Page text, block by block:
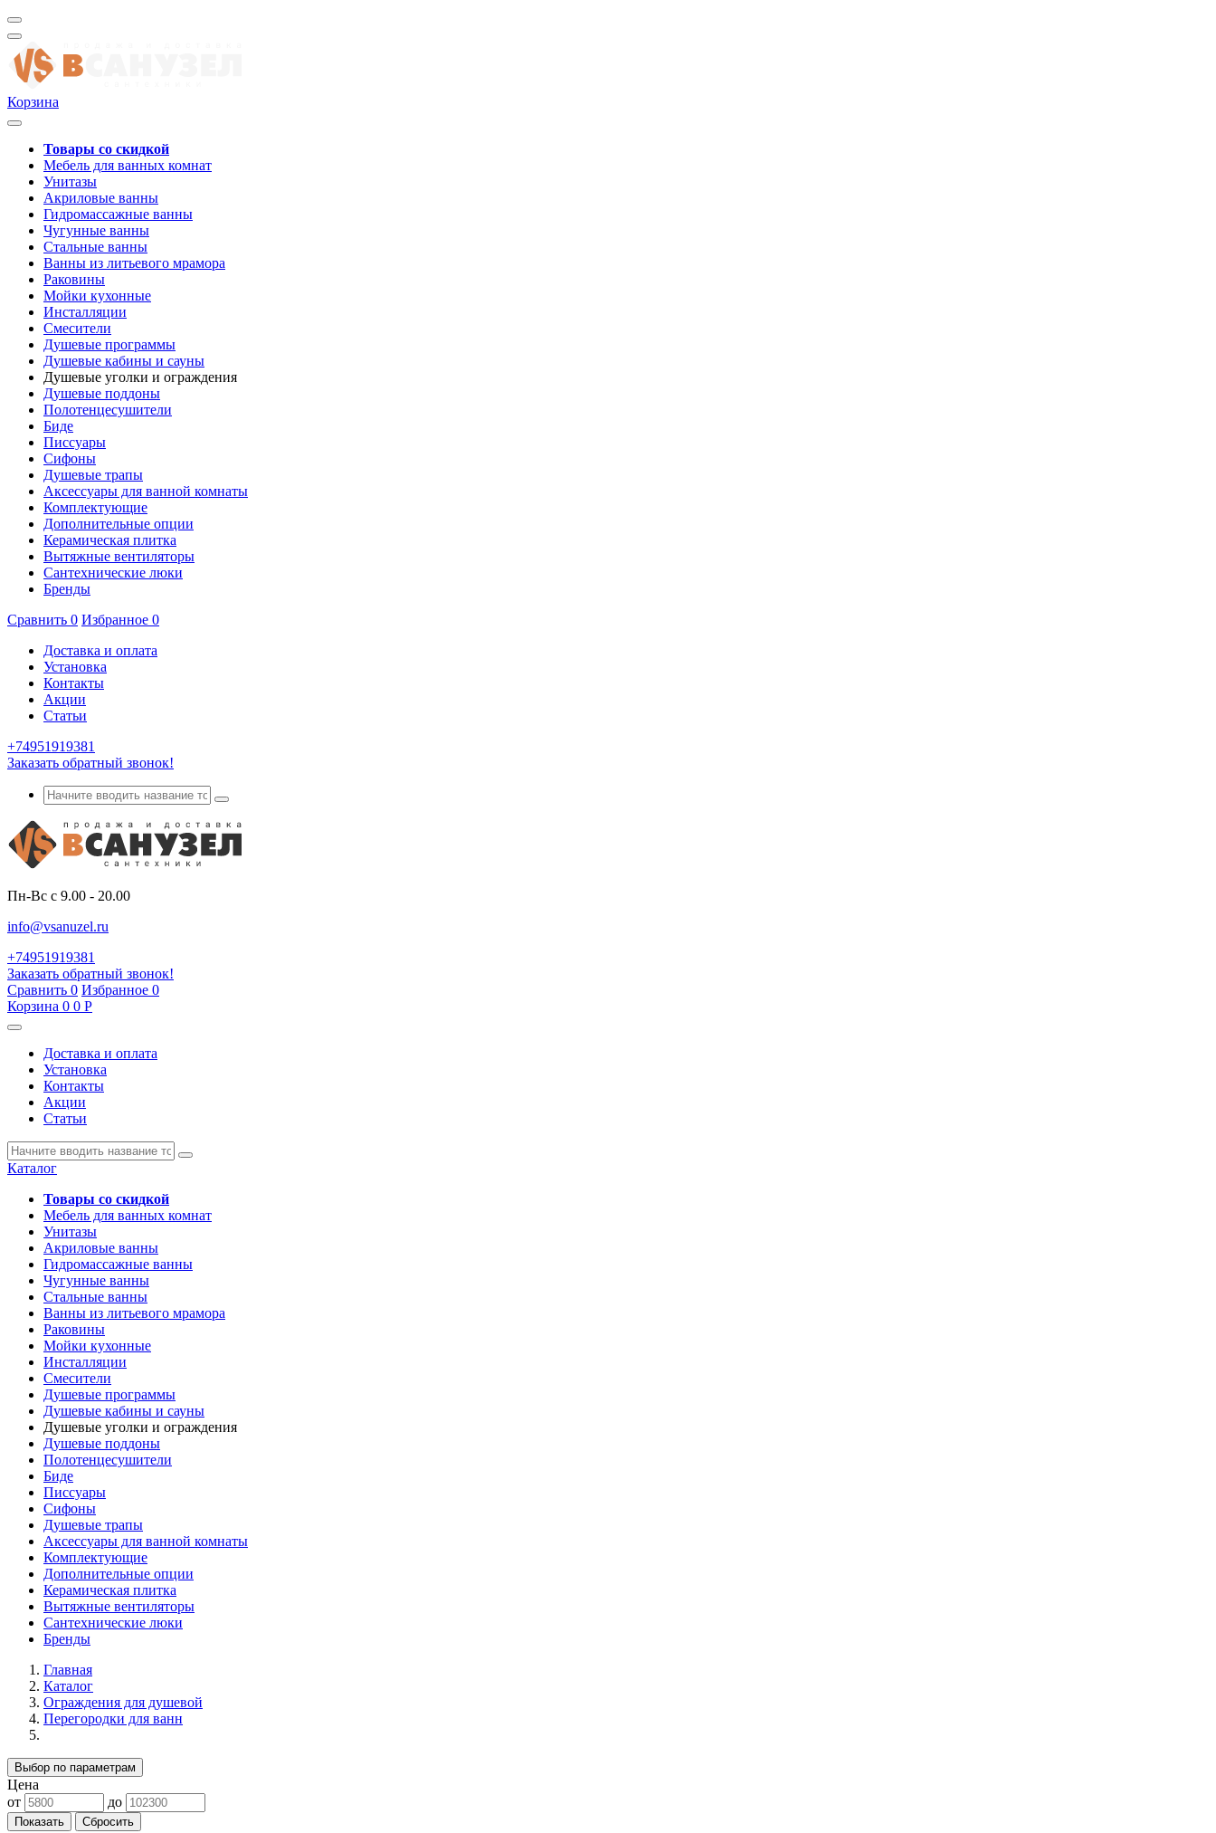
Корзина
Товары со скидкой
Мебель для ванных комнат
Унитазы
Акриловые ванны
Гидромассажные ванны
Чугунные ванны
Стальные ванны
Ванны из литьевого мрамора
Раковины
Мойки кухонные
Инсталляции
Смесители
Душевые программы
Душевые кабины и сауны
Душевые уголки и ограждения
Душевые поддоны
Полотенцесушители
Биде
Писсуары
Сифоны
Душевые трапы
Аксессуары для ванной комнаты
Комплектующие
Дополнительные опции
Керамическая плитка
Вытяжные вентиляторы
Сантехнические люки
Бренды
Сравнить 0 Избранное 0
Доставка и оплата
Установка
Контакты
Акции
Статьи
+74951919381
Заказать обратный звонок!
Пн-Вс с 9.00 - 20.00
info@vsanuzel.ru
+74951919381
Заказать обратный звонок!
Сравнить 0 Избранное 0
Корзина 0 0 Р
Доставка и оплата
Установка
Контакты
Акции
Статьи
Каталог
Товары со скидкой
Мебель для ванных комнат
Унитазы
Акриловые ванны
Гидромассажные ванны
Чугунные ванны
Стальные ванны
Ванны из литьевого мрамора
Раковины
Мойки кухонные
Инсталляции
Смесители
Душевые программы
Душевые кабины и сауны
Душевые уголки и ограждения
Душевые поддоны
Полотенцесушители
Биде
Писсуары
Сифоны
Душевые трапы
Аксессуары для ванной комнаты
Комплектующие
Дополнительные опции
Керамическая плитка
Вытяжные вентиляторы
Сантехнические люки
Бренды
Главная
Каталог
Ограждения для душевой
Перегородки для ванн
Выбор по параметрам
Цена
от
до